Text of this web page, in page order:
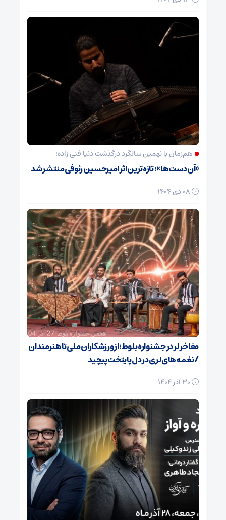
هم‌زمان با نهمین سالگرد درگذشت دنیا فنی زاده؛
«آن دست‌ها»؛ تازه‌ترین اثر امیرحسین رئوفی منتشر شد
مفاخر لر در جشنواره بلوط؛ از ورزشکاران ملی تا هنرمندان
/ نغمه‌های لری در دل پایتخت پیچید